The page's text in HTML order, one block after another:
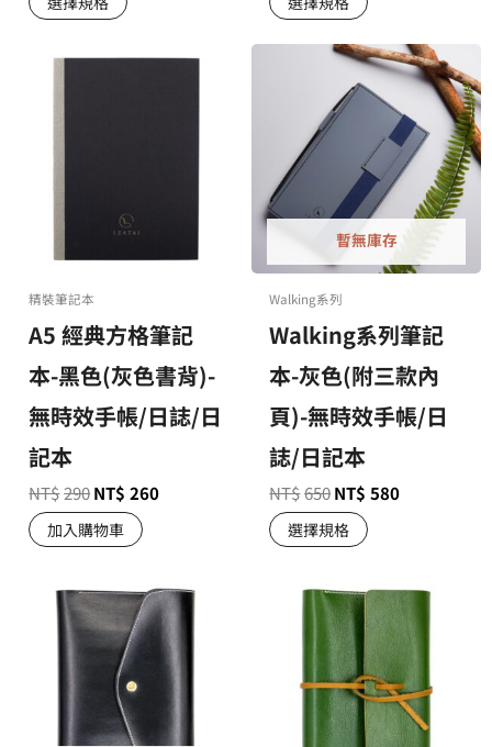
精裝筆記本
A5 經典方格筆記
本-黑色(灰色書背)-
無時效手帳/日誌/日
記本
NT$290NT$ 260
加入購物車
暫無庫存
Walking系列
Walking系列筆記
本-灰色(附三款內
頁)-無時效手帳/日
誌/日記本
NT$650NT$ 580
選擇規格